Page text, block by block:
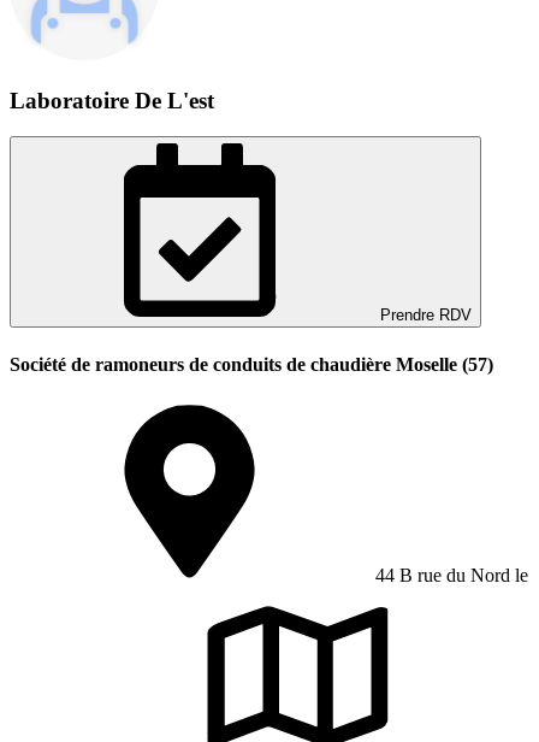
Laboratoire De L'est
Prendre RDV
Société de ramoneurs de conduits de chaudière Moselle (57)
44 B rue du Nord le